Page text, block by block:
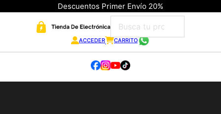
Descuentos Primer Envío 20%
ACCEDER CARRITO